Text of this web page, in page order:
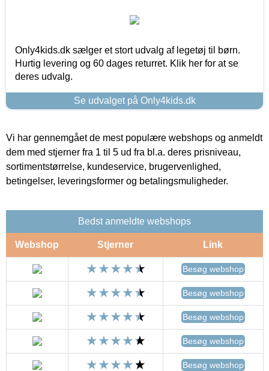
Only4kids.dk sælger et stort udvalg af legetøj til børn.
Hurtig levering og 60 dages returret. Klik her for at se
deres udvalg.
Se udvalget på Only4kids.dk
Vi har gennemgået de mest populære webshops og anmeldt
dem med stjerner fra 1 til 5 ud fra bl.a. deres prisniveau,
sortimentstørrelse, kundeservice, brugervenlighed,
betingelser, leveringsformer og betalingsmuligheder.
Bedst anmeldte webshops
Webshop Stjerner Link
Besøg webshop
Besøg webshop
Besøg webshop
Besøg webshop
Besøg webshop